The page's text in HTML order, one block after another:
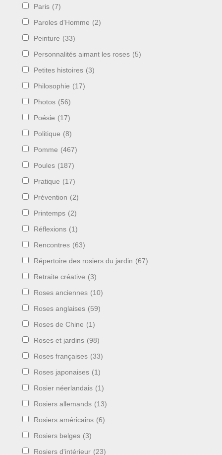
Paris (7)
Paroles d'Homme (2)
Peinture (33)
Personnalités aimant les roses (5)
Petites histoires (3)
Philosophie (17)
Photos (56)
Poésie (17)
Politique (8)
Pomme (467)
Poules (187)
Pratique (17)
Prévention (2)
Printemps (2)
Réflexions (1)
Rencontres (63)
Répertoire des rosiers du jardin (67)
Retraite créative (3)
Roses anciennes (10)
Roses anglaises (59)
Roses de Chine (1)
Roses et jardins (98)
Roses françaises (33)
Roses japonaises (1)
Rosier néerlandais (1)
Rosiers allemands (13)
Rosiers américains (6)
Rosiers belges (3)
Rosiers d'intérieur (23)